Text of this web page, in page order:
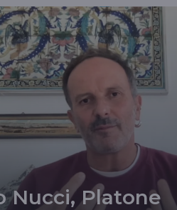
Nucci, Platone